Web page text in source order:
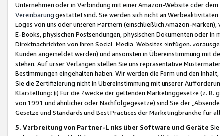
Unternehmen oder in Verbindung mit einer Amazon-Website oder
Vereinbarung gestattet sind. Sie werden sich nicht an
Logos von uns oder unseren Partnern (einschließlich Amazon-
E-Books, physischen Postsendungen, physischen Dokumenten oder in
Direktnachrichten von Ihren Social-Media-Websites einfügen.
Kunden angemeldet werden) und ansonsten in Übereinstimmung mit
stehen. Auf unser Verlangen stellen Sie uns repräsentative
Bestimmungen eingehalten haben. Wir werden die Form und den
Sie die Zertifizierung nicht in Übereinstimmung mit unserer
Klarstellung: (i) Für die Zwecke der geltenden Marketinggesetze (z. B.
von 1991 und ähnlicher oder Nachfolgegesetze) sind Sie der
Gesetze und Standards und Best Practices der Marketingbranche für
5. Verbreitung von Partner-Links über Software und Geräte